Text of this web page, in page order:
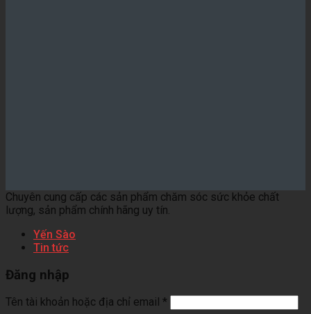
Chuyên cung cấp các sản phẩm chăm sóc sức khỏe chất
lượng, sản phẩm chính hãng uy tín.
Yến Sào
Tin tức
Đăng nhập
Tên tài khoản hoặc địa chỉ email *